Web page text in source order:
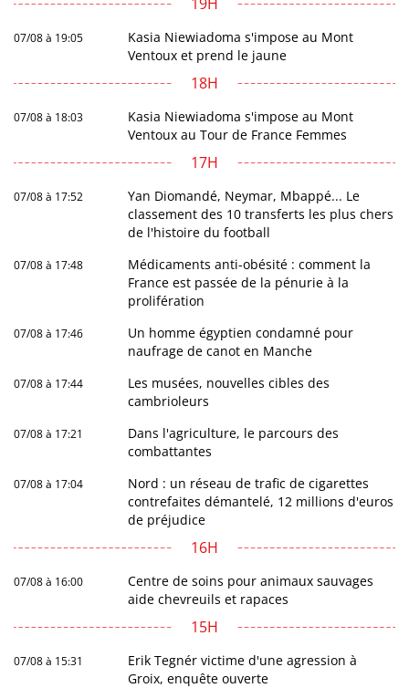
07/08 à 19:05
Kasia Niewiadoma s'impose au Mont
Ventoux et prend le jaune
18H
07/08 à 18:03
Kasia Niewiadoma s'impose au Mont
Ventoux au Tour de France Femmes
17H
07/08 à 17:52
Yan Diomandé, Neymar, Mbappé... Le
classement des 10 transferts les plus chers
de l'histoire du football
07/08 à 17:48
Médicaments anti-obésité : comment la
France est passée de la pénurie à la
prolifération
07/08 à 17:46
Un homme égyptien condamné pour
naufrage de canot en Manche
07/08 à 17:44
Les musées, nouvelles cibles des
cambrioleurs
07/08 à 17:21
Dans l'agriculture, le parcours des
combattantes
07/08 à 17:04
Nord : un réseau de trafic de cigarettes
contrefaites démantelé, 12 millions d'euros
de préjudice
16H
07/08 à 16:00
Centre de soins pour animaux sauvages
aide chevreuils et rapaces
15H
07/08 à 15:31
Erik Tegnér victime d'une agression à
Groix, enquête ouverte